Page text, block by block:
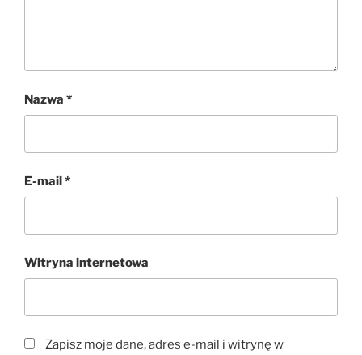
Nazwa *
E-mail*
Witryna internetowa
Zapisz moje dane, adres e-mail i witrynę w